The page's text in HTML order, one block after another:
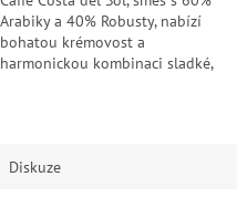
Arabiky a 40% Robusty, nabízí
bohatou krémovost a
harmonickou kombinaci sladké,
Diskuze